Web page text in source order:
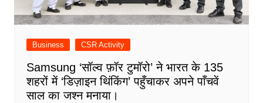
Business CSR Activity
Samsung ‘सॉल्व फ़ॉर टुमॉरो’ ने भारत के 135
शहरों में ‘डिज़ाइन थिंकिंग’ पहुँचाकर अपने पाँचवें
साल का जश्न मनाया।